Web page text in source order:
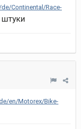
Continental/Race-
en/Motorex/Bike-